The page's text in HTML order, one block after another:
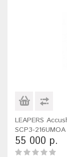
LEAPERS
SCP3-216UMOA
55 000 р.